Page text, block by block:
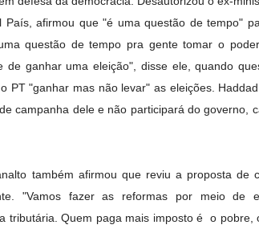
País, afirmou que "é uma questão de tempo"
questão de tempo pra gente tomar o
ganhar uma eleição", disse ele, quando
PT "ganhar mas não levar" as eleições.
campanha dele e não participará do governo,
também afirmou que reviu a proposta de
"Vamos fazer as reformas por meio de
tributária. Quem paga mais imposto é o pobre,